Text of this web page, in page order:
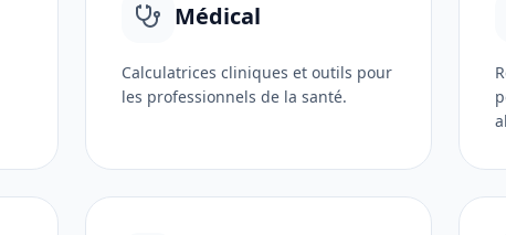
Médical
Calculatrices cliniques et outils pour
les professionnels de la santé.